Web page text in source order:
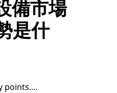
備市場
是什
points...